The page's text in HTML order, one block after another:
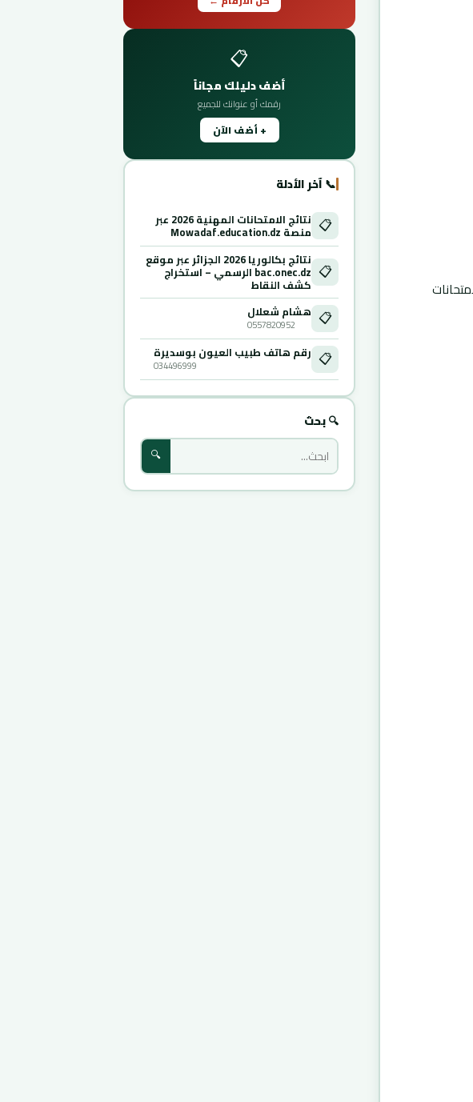
للامتحانات
📋
أضف دليلك مجاناً
رقمك أو عنوانك للجميع
+ أضف الآن
📞 آخر الأدلة
📋 نتائج الامتحانات المهنية 2026 عبر
منصة Mowadaf.education.dz
📋
نتائج بكالوريا 2026 الجزائر عبر موقع
bac.onec.dz الرسمي – استخراج
كشف النقاط
📋 هشام شعلال
0557820952
📋 رقم هاتف طبيب العيون بوسديرة
034496999
🔍 بحث
🔍